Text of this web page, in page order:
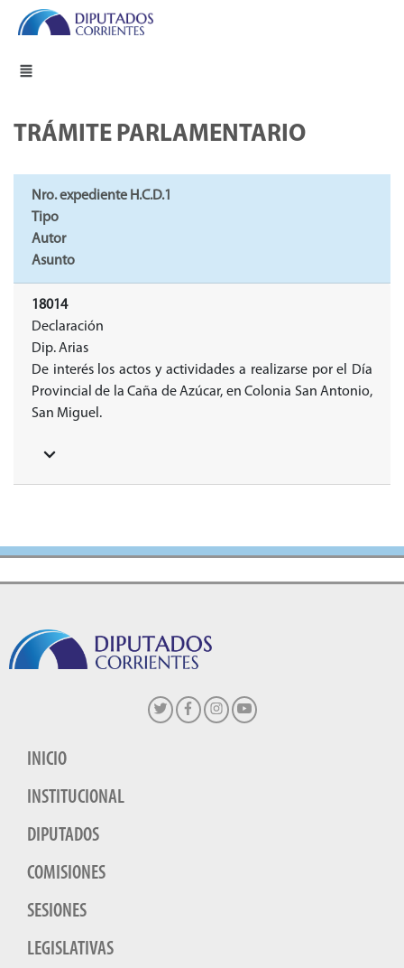
TRÁMITE PARLAMENTARIO
Nro. expediente H.C.D.1
Tipo
Autor
Asunto
18014
Declaración
Dip. Arias
De interés los actos y actividades a realizarse por el Día
Provincial de la Caña de Azúcar, en Colonia San Antonio,
San Miguel.
INICIO
INSTITUCIONAL
DIPUTADOS
COMISIONES
SESIONES
LEGISLATIVAS